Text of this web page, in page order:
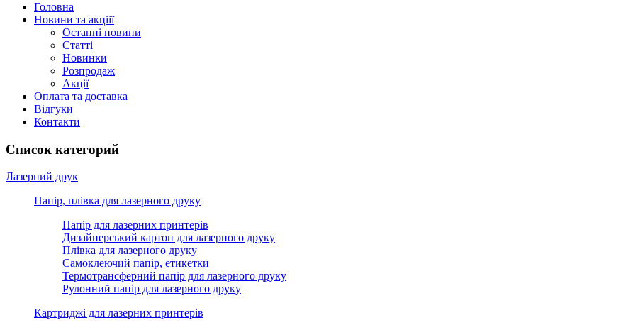
Головна
Новини та акціії
Останні новини
Статті
Новинки
Розпродаж
Акції
Оплата та доставка
Відгуки
Контакти
Список категорий
Лазерний друк
Папір, плівка для лазерного друку
Папір для лазерних принтерів
Дизайнерський картон для лазерного друку
Плівка для лазерного друку
Самоклеючий папір, етикетки
Термотрансферний папір для лазерного друку
Рулонний папір для лазерного друку
Картриджі для лазерних принтерів